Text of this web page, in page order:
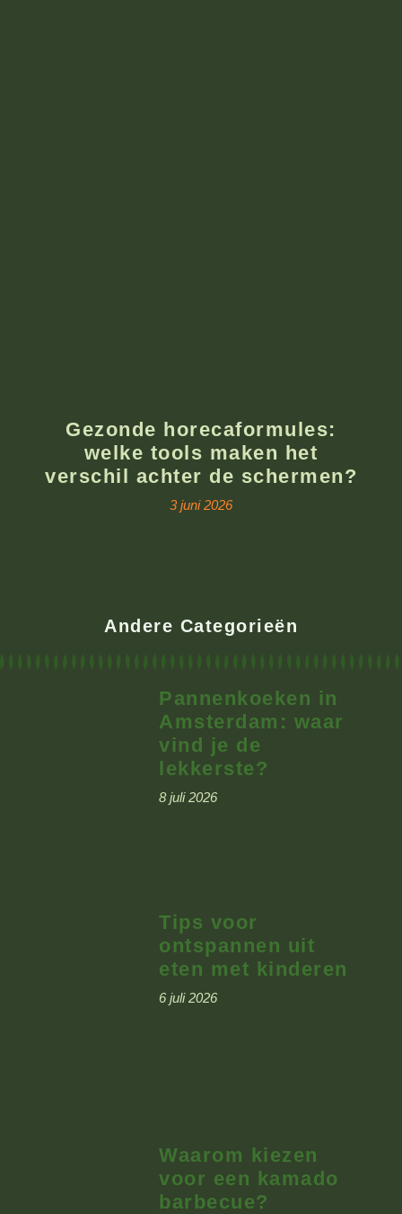
Gezonde horecaformules:
welke tools maken het
verschil achter de schermen?
3 juni 2026
Andere Categorieën
Pannenkoeken in
Amsterdam: waar
vind je de
lekkerste?
8 juli 2026
Tips voor
ontspannen uit
eten met kinderen
6 juli 2026
Waarom kiezen
voor een kamado
barbecue?